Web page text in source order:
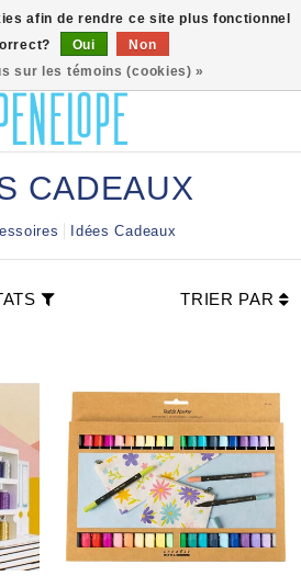
CADEAUX
Idées Cadeaux
TRIER PAR
afin de rendre ce site plus fonctionnel
Oui
Non
sur les témoins (cookies) »